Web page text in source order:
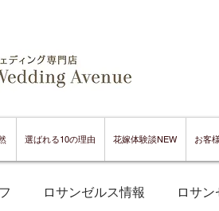
選ばれる10の理由 花嫁体験談NEW お客
ロサンゼルス情報 ロサ